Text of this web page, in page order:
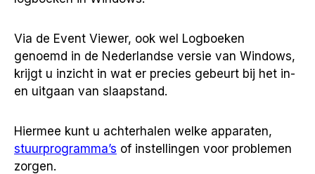
Via de Event Viewer, ook wel Logboeken
genoemd in de Nederlandse versie van Windows,
krijgt u inzicht in wat er precies gebeurt bij het in-
en uitgaan van slaapstand.
Hiermee kunt u achterhalen welke apparaten,
stuurprogramma’s of instellingen voor problemen
zorgen.